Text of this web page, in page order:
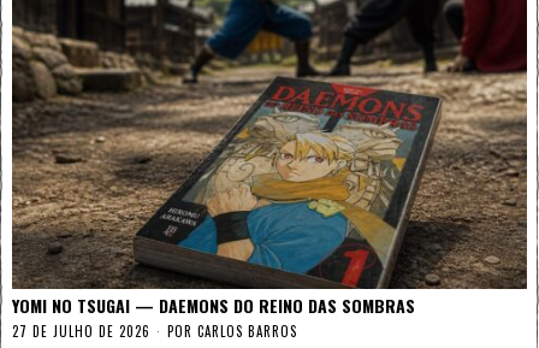
YOMI NO TSUGAI — DAEMONS DO REINO DAS SOMBRAS
27 DE JULHO DE 2026 POR CARLOS BARROS